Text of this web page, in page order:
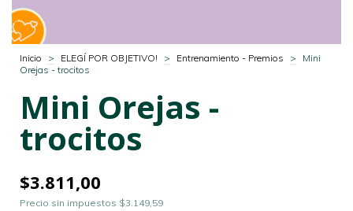
Inicio > ELEGÍ POR OBJETIVO! > Entrenamiento - Premios >
Mini
Orejas - trocitos
Mini Orejas -
trocitos
$3.811,00
Precio sin impuestos $3.149,59